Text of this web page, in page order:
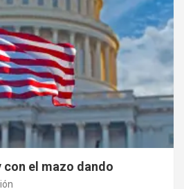
el mazo dando